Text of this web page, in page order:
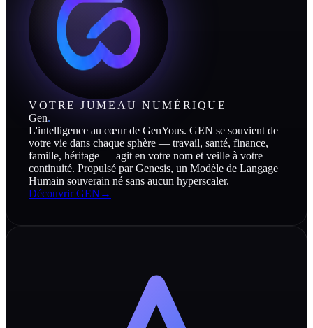
VOTRE JUMEAU NUMÉRIQUE
Gen.
L'intelligence au cœur de GenYous. GEN se souvient de
votre vie dans chaque sphère — travail, santé, finance,
famille, héritage — agit en votre nom et veille à votre
continuité. Propulsé par Genesis, un Modèle de Langage
Humain souverain né sans aucun hyperscaler.
Découvrir GEN →